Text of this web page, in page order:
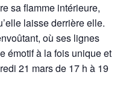
sa flamme intérieure,
laisse derrière elle.
où ses lignes
émotif à la fois unique et
21 mars de 17 h à 19